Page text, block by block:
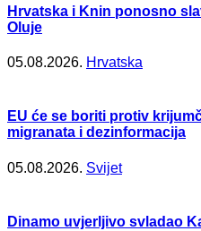
Hrvatska i Knin ponosno
Oluje
05.08.2026. Hrvatska
EU će se boriti protiv
migranata i dezinformacija
05.08.2026. Svijet
Dinamo uvjerljivo svladao